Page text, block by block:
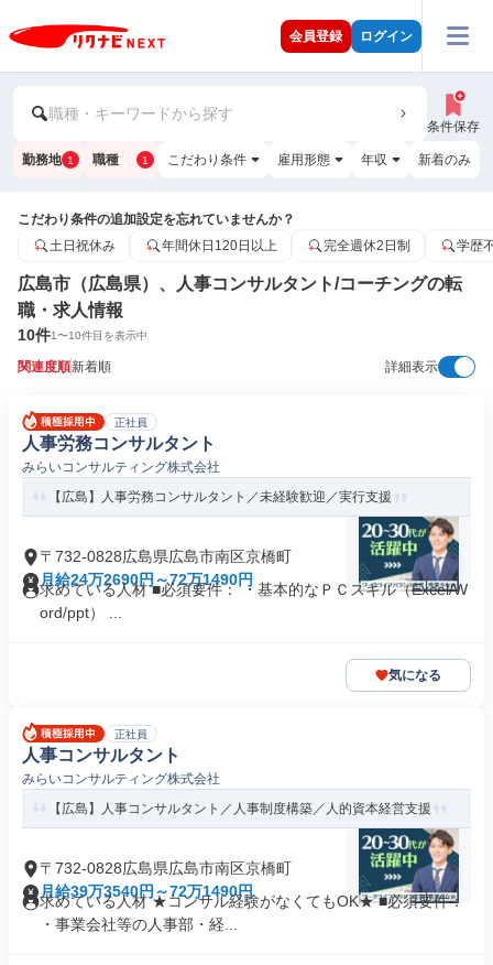
会員登録 ログイン
職種・キーワードから探す
条件保存
勤務地 1 職種 1 こだわり条件 雇用形態 年収 新着のみ
こだわり条件の追加設定を忘れていませんか？
土日祝休み
年間休日120日以上 完全週休2日制 学歴
広島市（広島県）、人事コンサルタント/コーチングの転
職・求人情報
10件1〜10件目を表示中
関連度順新着順 詳細表示
正社員
人事労務コンサルタント
みらいコンサルティング株式会社
【広島】人事労務コンサルタント／未経験歓迎／実行支援
〒732-0828広島県広島市南区京橋町
月給24万2690円～72万1490円
求めている人材 ■必須要件： ・基本的なＰＣスキル（Excel/W
ord/ppt） ...
気になる
正社員
人事コンサルタント
みらいコンサルティング株式会社
【広島】人事コンサルタント／人事制度構築／人的資本経営支援
〒732-0828広島県広島市南区京橋町
月給39万3540円～72万1490円
求めている人材 ★コンサル経験がなくてもOK★ ■必須要件：
・事業会社等の人事部・経...